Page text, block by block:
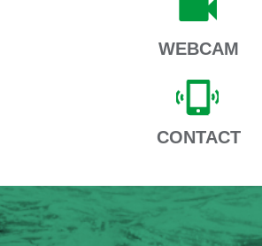
WEBCAM
CONTACT